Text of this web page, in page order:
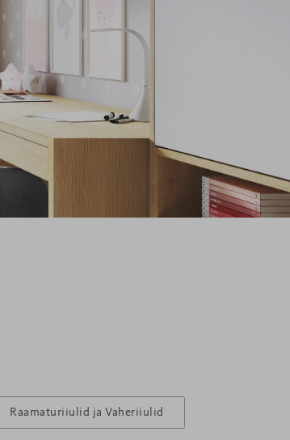
Raamaturiiulid ja Vaheriiulid